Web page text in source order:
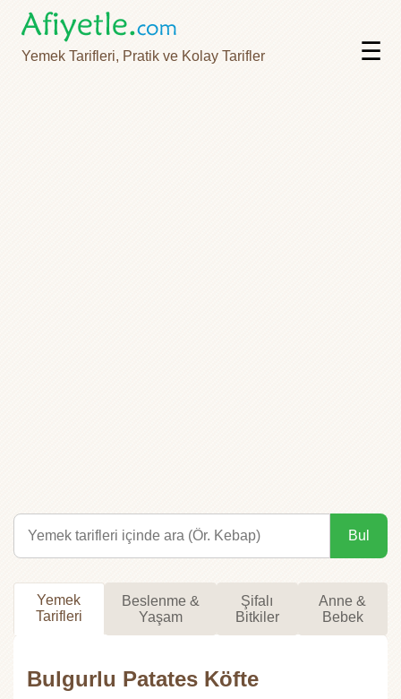
Yemek Tarifleri, Pratik ve Kolay Tarifler ☰
Bul
Yemek
Tarifleri
Beslenme &
Yaşam
Şifalı
Bitkiler
Anne &
Bebek
Bulgurlu Patates Köfte